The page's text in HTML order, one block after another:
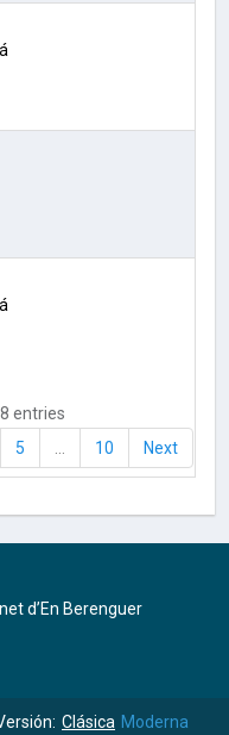
entries
5 10 Next
d’En Berenguer
Clásica Moderna